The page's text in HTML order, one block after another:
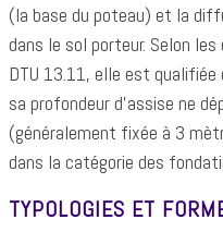
(la base du poteau) et la
dans le sol porteur. Selon
DTU 13.11, elle est
sa profondeur d'assise ne
(généralement fixée à 3
dans la catégorie des
TYPOLOGIES ET